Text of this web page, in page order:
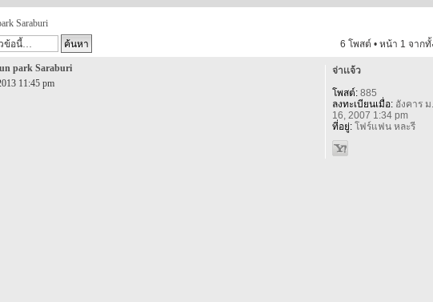
Saraburi
6 โพสต์ • หน้า 1 จาก
park Saraburi
11:45 pm
จ่าเเจ้ว
โพสต์:885
ลงทะเบียนเมื่อ:อังคาร ม
16, 2007 1:34 pm
ที่อยู่:โฟร์แฟน หละรี